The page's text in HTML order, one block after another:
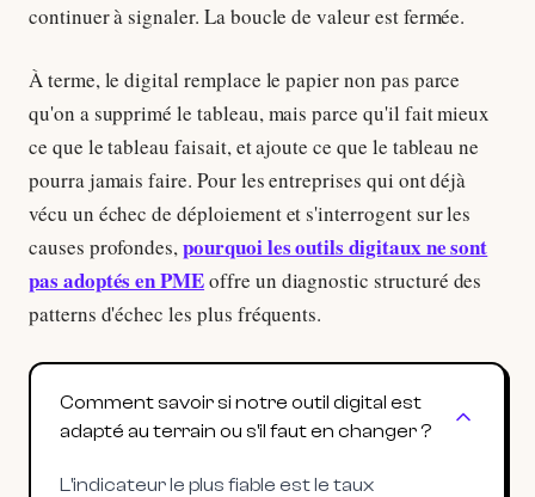
continuer à signaler. La boucle de valeur est fermée.
À terme, le digital remplace le papier non pas parce
qu'on a supprimé le tableau, mais parce qu'il fait mieux
ce que le tableau faisait, et ajoute ce que le tableau ne
pourra jamais faire. Pour les entreprises qui ont déjà
vécu un échec de déploiement et s'interrogent sur les
causes profondes,pourquoi les outils digitaux ne sont
pas adoptés en PMEoffre un diagnostic structuré des
patterns d'échec les plus fréquents.
Comment savoir si notre outil digital est
adapté au terrain ou s'il faut en changer ?
L'indicateur le plus fiable est le taux